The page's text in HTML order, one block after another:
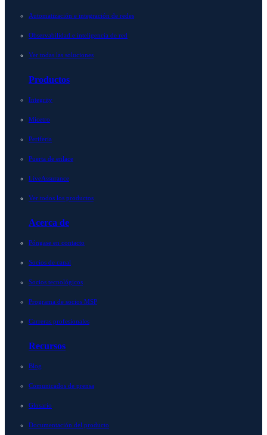
Automatización e integración de redes
Observabilidad e inteligencia de red
Ver todas las soluciones
Productos
Integrity
Micetro
Periferia
Puerta de enlace
LiveAssurance
Ver todos los productos
Acerca de
Póngase en contacto
Socios de canal
Socios tecnológicos
Programa de socios MSP
Carreras profesionales
Recursos
Blog
Comunicados de prensa
Glosario
Documentación del producto